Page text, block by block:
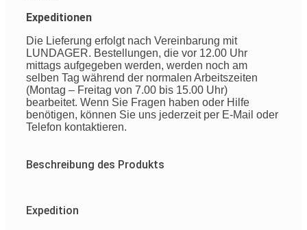
Expeditionen
Die Lieferung erfolgt nach Vereinbarung mit
LUNDAGER. Bestellungen, die vor 12.00 Uhr
mittags aufgegeben werden, werden noch am
selben Tag während der normalen Arbeitszeiten
(Montag – Freitag von 7.00 bis 15.00 Uhr)
bearbeitet. Wenn Sie Fragen haben oder Hilfe
benötigen, können Sie uns jederzeit per E-Mail oder
Telefon kontaktieren.
Beschreibung des Produkts
Expedition